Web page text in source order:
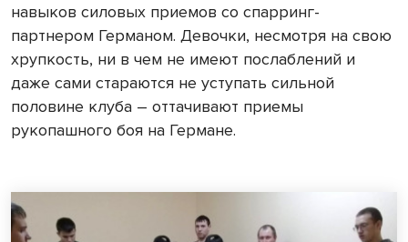
навыков силовых приемов со спарринг-
партнером Германом. Девочки, несмотря на свою
хрупкость, ни в чем не имеют послаблений и
даже сами стараются не уступать сильной
половине клуба – оттачивают приемы
рукопашного боя на Германе.